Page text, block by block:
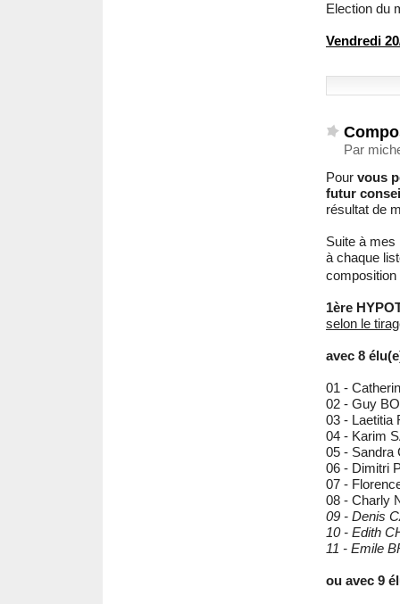
Election du
Vendredi
Par
Pour vous
futur
résultat de
Suite à mes
à chaque
composition
1ère
selon le
avec 8
01 -
02 - Guy
03 - Laetitia
04 - Karim
05 - Sandra
06 - Dimitri
07 -
08 - Charly
09 - Denis
10 - Edith
11 - Emile
ou avec 9